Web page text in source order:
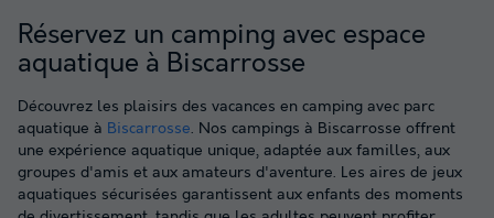
Réservez un camping avec espace
aquatique à Biscarrosse
Découvrez les plaisirs des vacances en camping avec parc
aquatique à Biscarrosse. Nos campings à Biscarrosse offrent
une expérience aquatique unique, adaptée aux familles, aux
groupes d'amis et aux amateurs d'aventure. Les aires de jeux
aquatiques sécurisées garantissent aux enfants des moments